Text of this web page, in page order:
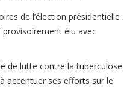
de l’élection présidentielle :
provisoirement élu avec
de lutte contre la tuberculose
accentuer ses efforts sur le